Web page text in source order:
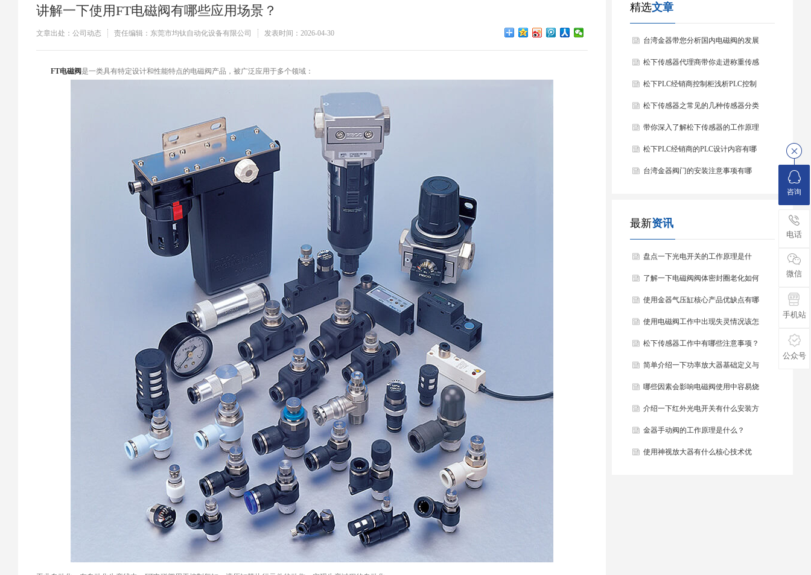
讲解一下使用FT电磁阀有哪些应用场景？
文章出处：公司动态 责任编辑：东莞市均钛自动化设备有限公司 发表时间：2026-04-30
​FT电磁阀 是一类具有特定设计和性能特点的电磁阀产品，被广泛应用于多个领域：
精选文章
台湾金器带您分析国内电磁阀的发展
情况
松下传感器代理商带你走进称重传感
器
松下PLC经销商控制柜浅析PLC控制
器的基本结构
松下传感器之常见的几种传感器分类
以及他们的特点
带你深入了解松下传感器的工作原理
以及分类
松下PLC经销商的PLC设计内容有哪
些？
台湾金器阀门的安装注意事项有哪
最新资讯
盘点一下光电开关的工作原理是什
么？
了解一下电磁阀阀体密封圈老化如何
处理？
使用金器气压缸核心产品优缺点有哪
些？
使用电磁阀工作中出现失灵情况该怎
么办？
松下传感器工作中有哪些注意事项？
简单介绍一下功率放大器基础定义与
结构组成？
哪些因素会影响电磁阀使用中容易烧
毁？
介绍一下红外光电开关有什么安装方
法？
金器手动阀的工作原理是什么？
使用神视放大器有什么核心技术优
咨询
电话
微信
手机站
公众号